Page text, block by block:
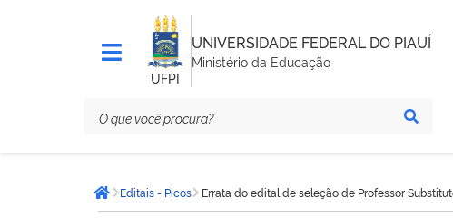
UFPI
UNIVERSIDADE FEDERAL DO PIAUÍ
Ministério da Educação
está
aqui:Página inicial
Editais - Picos Errata do edital de seleção de Professor